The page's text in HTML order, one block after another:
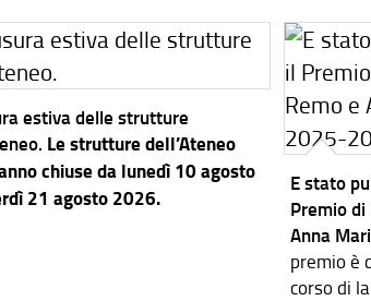
estiva delle strutture
Le strutture dell’Ateneo
chiuse da lunedì 10 agosto
21 agosto 2026.
E stato
Premio
Anna
premio è
corso di